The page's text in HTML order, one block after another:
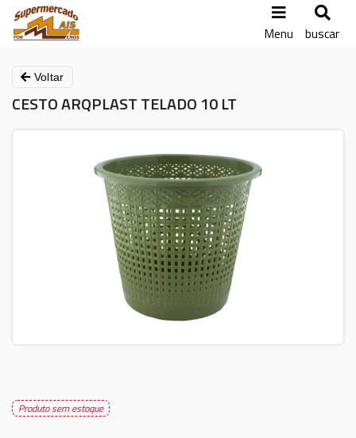
Menu buscar
Voltar
CESTO ARQPLAST TELADO 10 LT
Produto sem estoque